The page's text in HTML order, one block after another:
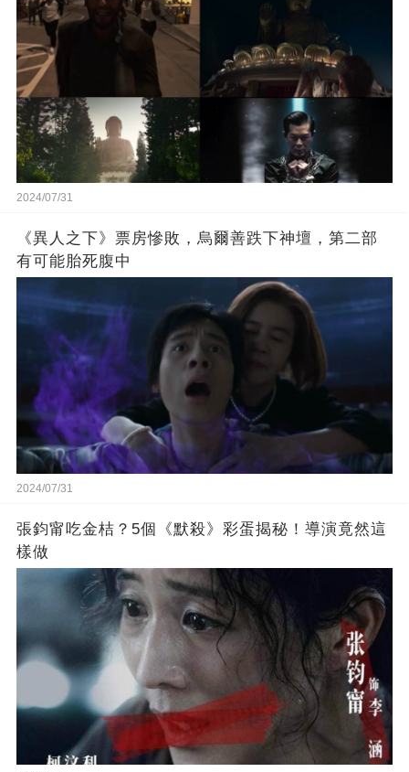
2024/07/31
《異人之下》票房慘敗，烏爾善跌下神壇，第二部
有可能胎死腹中
2024/07/31
張鈞甯吃金桔？5個《默殺》彩蛋揭秘！導演竟然這
樣做